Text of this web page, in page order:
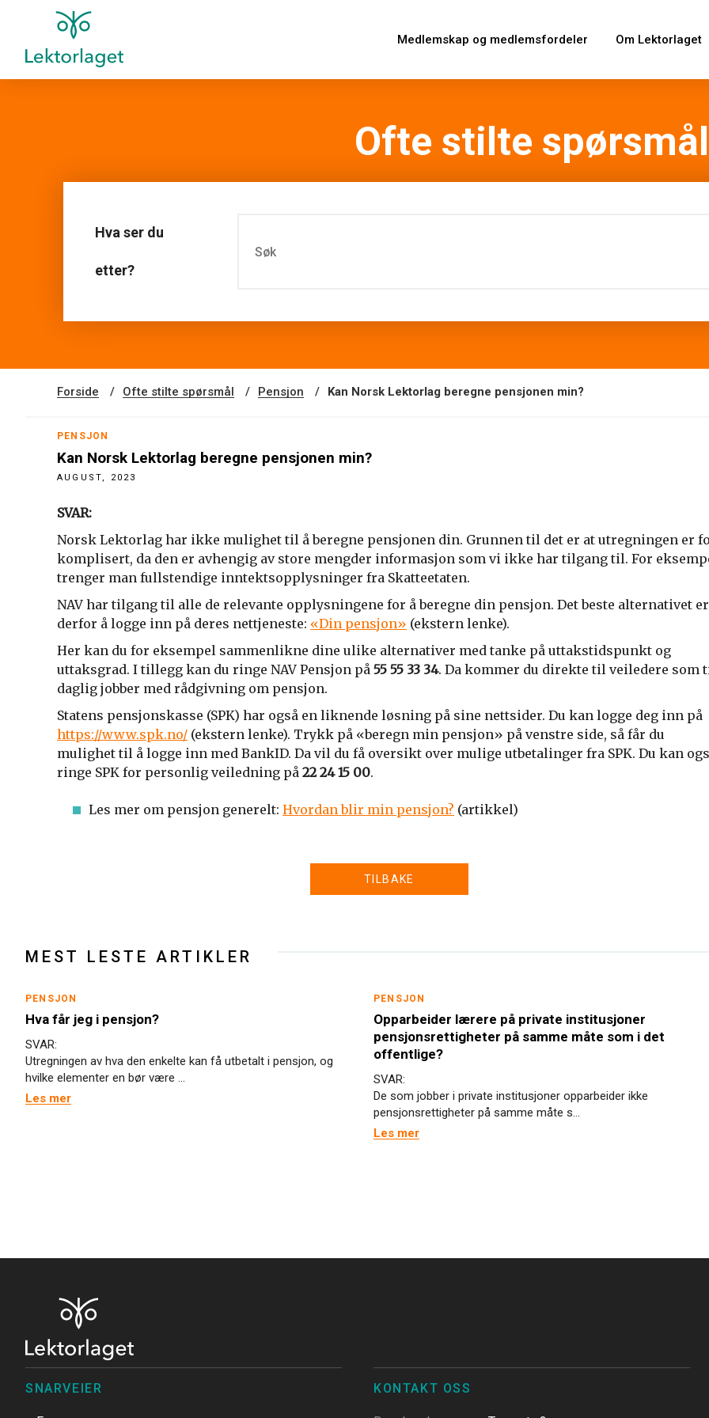
Medlemskap og medlemsfordeler Om Lektorlaget
Ofte stilte spørsmål
Hva ser du
etter?
Forside Ofte stilte spørsmål Pensjon Kan Norsk Lektorlag beregne pensjonen min?
PENSJON
Kan Norsk Lektorlag beregne pensjonen min?
AUGUST, 2023
SVAR:
Norsk Lektorlag har ikke mulighet til å beregne pensjonen din. Grunnen til det er at utregningen er
komplisert, da den er avhengig av store mengder informasjon som vi ikke har tilgang til. For
trenger man fullstendige inntektsopplysninger fra Skatteetaten.
NAV har tilgang til alle de relevante opplysningene for å beregne din pensjon. Det beste alternativet er
derfor å logge inn på deres nettjeneste: «Din pensjon» (ekstern lenke).
Her kan du for eksempel sammenlikne dine ulike alternativer med tanke på uttakstidspunkt og
uttaksgrad. I tillegg kan du ringe NAV Pensjon på 55 55 33 34. Da kommer du direkte til veiledere som
daglig jobber med rådgivning om pensjon.
Statens pensjonskasse (SPK) har også en liknende løsning på sine nettsider. Du kan logge deg inn på
https://www.spk.no/ (ekstern lenke). Trykk på «beregn min pensjon» på venstre side, så får du
mulighet til å logge inn med BankID. Da vil du få oversikt over mulige utbetalinger fra SPK. Du kan
ringe SPK for personlig veiledning på 22 24 15 00.
Les mer om pensjon generelt: Hvordan blir min pensjon? (artikkel)
TILBAKE
MEST LESTE ARTIKLER
PENSJON
Hva får jeg i pensjon?
SVAR:
Utregningen av hva den enkelte kan få utbetalt i pensjon, og
hvilke elementer en bør være ...
Les mer
PENSJON
Opparbeider lærere på private institusjoner
pensjonsrettigheter på samme måte som i det
offentlige?
SVAR:
De som jobber i private institusjoner opparbeider ikke
pensjonsrettigheter på samme måte s...
Les mer
SNARVEIER KONTAKT OSS